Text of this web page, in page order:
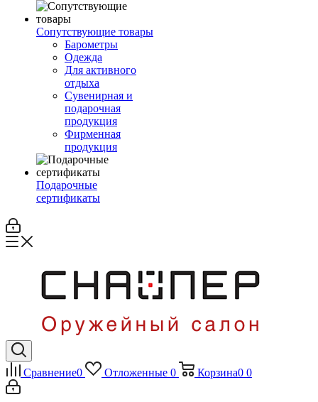
Сопутствующие товары
Барометры
Одежда
Для активного
отдыха
Сувенирная и
подарочная
продукция
Фирменная
продукция
Подарочные
сертификаты
Сравнение0 Отложенные 0 Корзина0 0